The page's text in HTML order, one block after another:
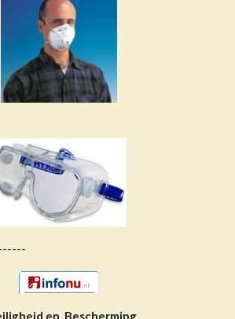
en Bescherming